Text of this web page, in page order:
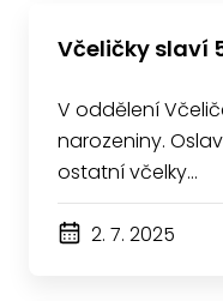
Včeličky slaví
V oddělení
narozeniny.
ostatní včelky…
2. 7. 2025